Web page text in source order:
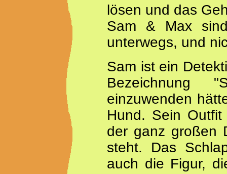
lösen und das
Sam & Max
unterwegs, und
Sam ist ein
Bezeichnung
einzuwenden
Hund. Sein
der ganz großen
steht. Das
auch die Figur,